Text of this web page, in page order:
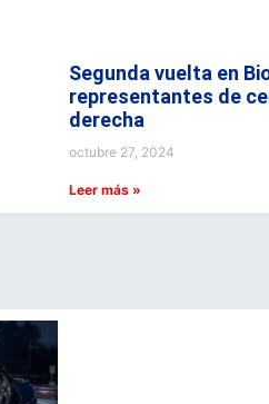
Segunda vuelta en
representantes de
derecha
octubre 27, 2024
Leer más »